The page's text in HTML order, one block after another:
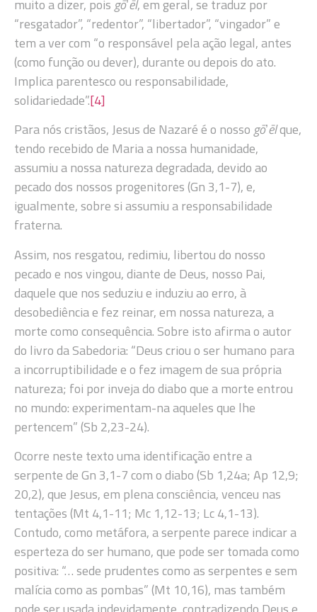
muito a dizer, pois gōʼēl, em geral, se traduz por
“resgatador”, “redentor”, “libertador”, “vingador” e
tem a ver com “o responsável pela ação legal, antes
(como função ou dever), durante ou depois do ato.
Implica parentesco ou responsabilidade,
solidariedade”.[4]
Para nós cristãos, Jesus de Nazaré é o nossogōʼēlque,
tendo recebido de Maria a nossa humanidade,
assumiu a nossa natureza degradada, devido ao
pecado dos nossos progenitores (Gn 3,1-7), e,
igualmente, sobre si assumiu a responsabilidade
fraterna.
Assim, nos resgatou, redimiu, libertou do nosso
pecado e nos vingou, diante de Deus, nosso Pai,
daquele que nos seduziu e induziu ao erro, à
desobediência e fez reinar, em nossa natureza, a
morte como consequência. Sobre isto afirma o autor
do livro da Sabedoria: “Deus criou o ser humano para
a incorruptibilidade e o fez imagem de sua própria
natureza; foi por inveja do diabo que a morte entrou
no mundo: experimentam-na aqueles que lhe
pertencem” (Sb 2,23-24).
Ocorre neste texto uma identificação entre a
serpente de Gn 3,1-7 com o diabo (Sb 1,24a; Ap 12,9;
20,2), que Jesus, em plena consciência, venceu nas
tentações (Mt 4,1-11; Mc 1,12-13; Lc 4,1-13).
Contudo, como metáfora, a serpente parece indicar a
esperteza do ser humano, que pode ser tomada como
positiva: “… sede prudentes como as serpentes e sem
malícia como as pombas” (Mt 10,16), mas também